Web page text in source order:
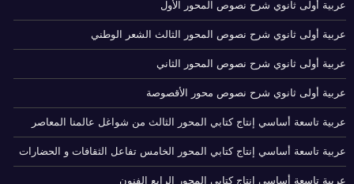
عربية أولى ثانوي شرح نصوص المحور الأول
عربية أولى ثانوي شرح نصوص المحور الثالث الشعر الوطني
عربية أولى ثانوي شرح نصوص المحور الثاني
عربية أولى ثانوي شرح نصوص محور الأقصوصة
عربية تاسعة أساسي إنتاج كتابي المحور الثالث من شواغل عالمنا المعاصر
عربية تاسعة أساسي إنتاج كتابي المحور الخامس تفاعل الثقافات و الحضارات
عربية تاسعة أساسي إنتاج كتابي المحور الرابع الفنون